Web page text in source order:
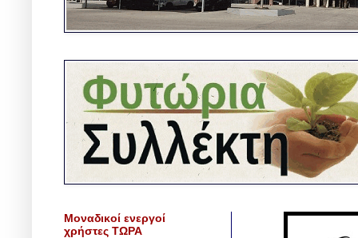
Μοναδικοί ενεργοί
χρήστες ΤΩΡΑ